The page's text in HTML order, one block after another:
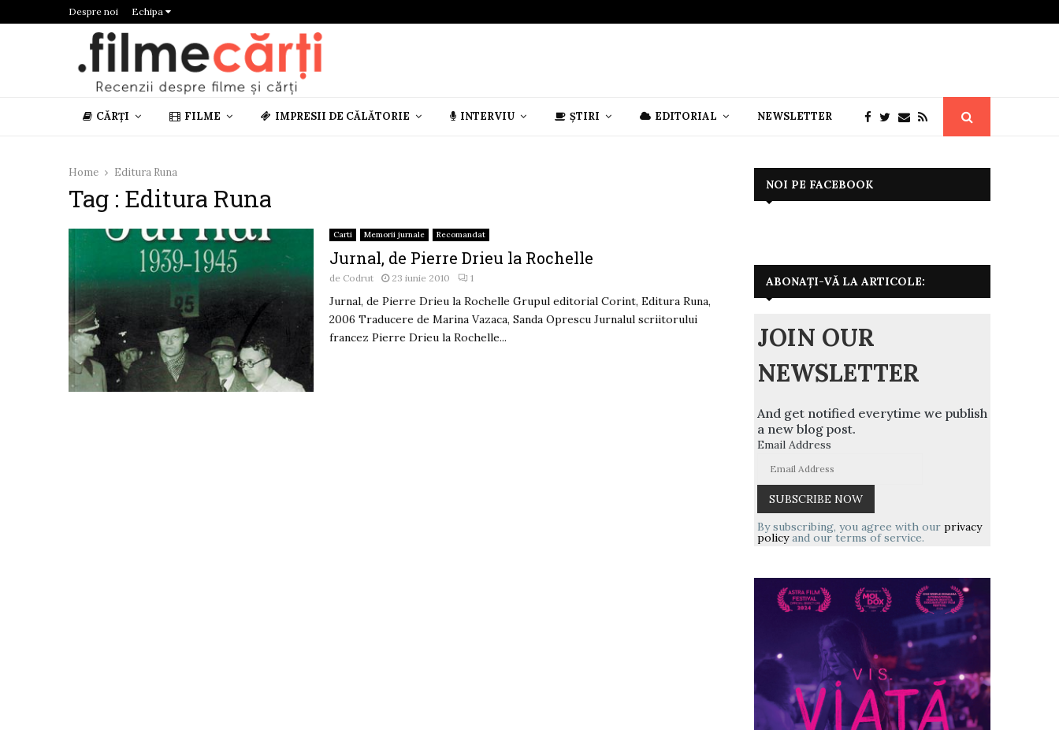
Despre noi Echipa
CĂRȚI FILME IMPRESII DE CĂLĂTORIE INTERVIU ȘTIRI EDITORIAL NEWSLETTER
Home Editura Runa
Tag : Editura Runa
Carti Memorii jurnale Recomandat
Jurnal, de Pierre Drieu la Rochelle
de Codrut 23 iunie 2010 1
Jurnal, de Pierre Drieu la Rochelle Grupul editorial Corint, Editura Runa,
2006 Traducere de Marina Vazaca, Sanda Oprescu Jurnalul scriitorului
francez Pierre Drieu la Rochelle...
NOI PE FACEBOOK
ABONAȚI-VĂ LA ARTICOLE:
JOIN OUR
NEWSLETTER
And get notified everytime we publish
a new blog post.
Email Address
By subscribing, you agree with our privacy
policyand our terms of service.